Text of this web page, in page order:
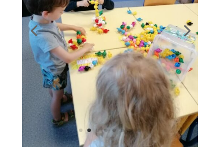
Mont-maez en Ekokreizenn – Sortie à
l’Écocentre
Ewen Le Gall| J Juin, 2026| Accueil ,Bilingue B,